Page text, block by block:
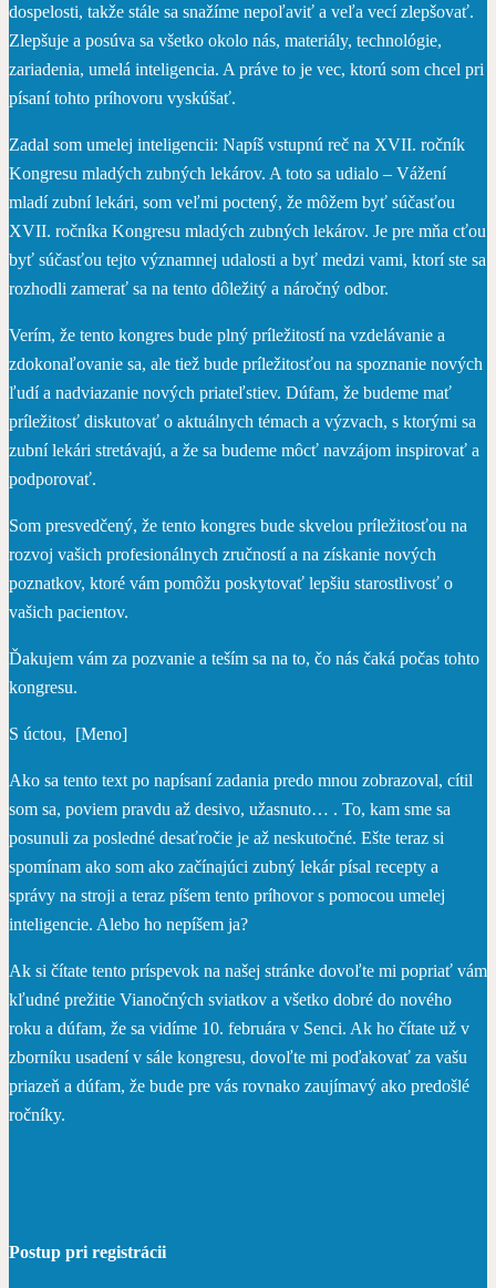
dospelosti, takže stále sa snažíme nepoľaviť a veľa vecí zlepšovať.
Zlepšuje a posúva sa všetko okolo nás, materiály, technológie,
zariadenia, umelá inteligencia. A práve to je vec, ktorú som chcel pri
písaní tohto príhovoru vyskúšať.
Zadal som umelej inteligencii: Napíš vstupnú reč na XVII. ročník
Kongresu mladých zubných lekárov. A toto sa udialo – Vážení
mladí zubní lekári, som veľmi poctený, že môžem byť súčasťou
XVII. ročníka Kongresu mladých zubných lekárov. Je pre mňa cťou
byť súčasťou tejto významnej udalosti a byť medzi vami, ktorí ste sa
rozhodli zamerať sa na tento dôležitý a náročný odbor.
Verím, že tento kongres bude plný príležitostí na vzdelávanie a
zdokonaľovanie sa, ale tiež bude príležitosťou na spoznanie nových
ľudí a nadviazanie nových priateľstiev. Dúfam, že budeme mať
príležitosť diskutovať o aktuálnych témach a výzvach, s ktorými sa
zubní lekári stretávajú, a že sa budeme môcť navzájom inspirovať a
podporovať.
Som presvedčený, že tento kongres bude skvelou príležitosťou na
rozvoj vašich profesionálnych zručností a na získanie nových
poznatkov, ktoré vám pomôžu poskytovať lepšiu starostlivosť o
vašich pacientov.
Ďakujem vám za pozvanie a teším sa na to, čo nás čaká počas tohto
kongresu.
S úctou, [Meno]
Ako sa tento text po napísaní zadania predo mnou zobrazoval, cítil
som sa, poviem pravdu až desivo, užasnuto… . To, kam sme sa
posunuli za posledné desaťročie je až neskutočné. Ešte teraz si
spomínam ako som ako začínajúci zubný lekár písal recepty a
správy na stroji a teraz píšem tento príhovor s pomocou umelej
inteligencie. Alebo ho nepíšem ja?
Ak si čítate tento príspevok na našej stránke dovoľte mi popriať vám
kľudné prežitie Vianočných sviatkov a všetko dobré do nového
roku a dúfam, že sa vidíme 10. februára v Senci. Ak ho čítate už v
zborníku usadení v sále kongresu, dovoľte mi poďakovať za vašu
priazeň a dúfam, že bude pre vás rovnako zaujímavý ako predošlé
ročníky.
Postup pri registrácii